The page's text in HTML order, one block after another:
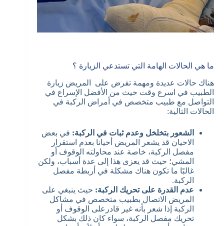
ما هي الحالات الهامة التي تستدعي الزيارة ؟
هناك حالات عديدة ومهمة تفرض على المريض زيارة
الطبيب في اسرع وقت حيث من الأفضل الإسراع في
التواصل مع طبيب متخصص في أمراض الركبة في
الحالات التالية:
الشعور بتخلخل وعدم ثبات في الركبة: في بعض
الاحيان قد يشعر المريض أحيانا بعدم استقرار
مفصل الركبة، خاصة عند محاولته الوقوف أو
المشي؛ حيث قد يعزى هذا إلى عدة أسباب، ولكن
غالبًا ما تكون هناك مشكلة في أربطة مفصل
الركبة.
عدم القدرة على تحريك الركبة: حيث ينبغي على
المريض الاتصال بطبيب متخصص في مشاكل
الركبة إذا شعر بأنه غير قادرعلى الوقوف أو
تحريك مفصل الركبة، سواء كان ذلك بشكل